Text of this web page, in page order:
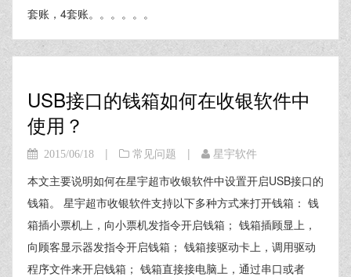
套账，4套账。。。。。。
USB接口的钱箱如何在收银软件中
使用？
2015/06/18 | 常见问题 | 星宇软件
本文主要说明如何在星宇超市收银软件中设置开启USB接口的
钱箱。 星宇超市收银软件支持以下多种方式来打开钱箱： 钱
箱插小票机上，向小票机发指令开启钱箱； 钱箱插顾显上，
向顾客显示器发指令开启钱箱； 钱箱接驱动卡上，调用驱动
程序文件来开启钱箱； 钱箱直接接电脑上，通过串口或者